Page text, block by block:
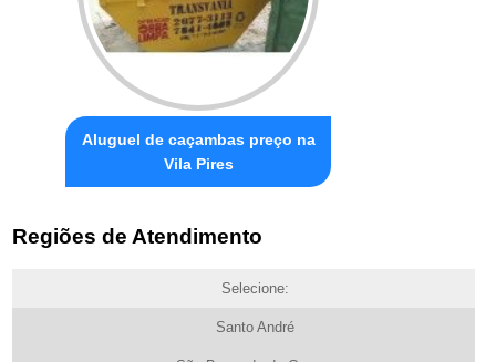
Aluguel de caçambas preço na
Vila Pires
Regiões de Atendimento
Selecione:
Santo André